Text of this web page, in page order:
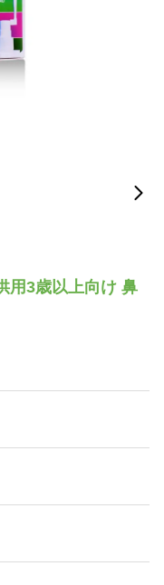
用3歳以上向け 鼻